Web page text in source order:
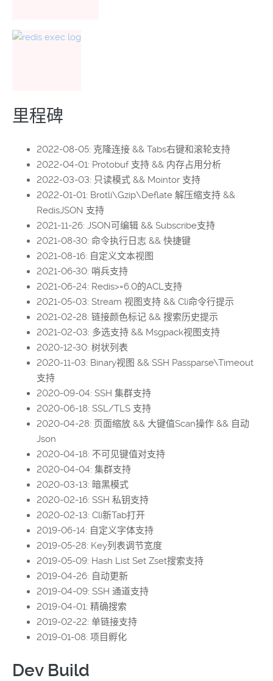
里程碑
2022-08-05: 克隆连接 && Tabs右键和滚轮支持
2022-04-01: Protobuf 支持 && 内存占用分析
2022-03-03: 只读模式 && Mointor 支持
2022-01-01: Brotli\Gzip\Deflate 解压缩支持 &&
RedisJSON 支持
2021-11-26: JSON可编辑 && Subscribe支持
2021-08-30: 命令执行日志 && 快捷键
2021-08-16: 自定义文本视图
2021-06-30: 哨兵支持
2021-06-24: Redis>=6.0的ACL支持
2021-05-03: Stream 视图支持 && Cli命令行提示
2021-02-28: 链接颜色标记 && 搜索历史提示
2021-02-03: 多选支持 && Msgpack视图支持
2020-12-30: 树状列表
2020-11-03: Binary视图 && SSH Passparse\Timeout
支持
2020-09-04: SSH 集群支持
2020-06-18: SSL/TLS 支持
2020-04-28: 页面缩放 && 大键值Scan操作 && 自动
Json
2020-04-18: 不可见键值对支持
2020-04-04: 集群支持
2020-03-13: 暗黑模式
2020-02-16: SSH 私钥支持
2020-02-13: Cli新Tab打开
2019-06-14: 自定义字体支持
2019-05-28: Key列表调节宽度
2019-05-09: Hash List Set Zset搜索支持
2019-04-26: 自动更新
2019-04-09: SSH 通道支持
2019-04-01: 精确搜索
2019-02-22: 单链接支持
2019-01-08: 项目孵化
Dev Build